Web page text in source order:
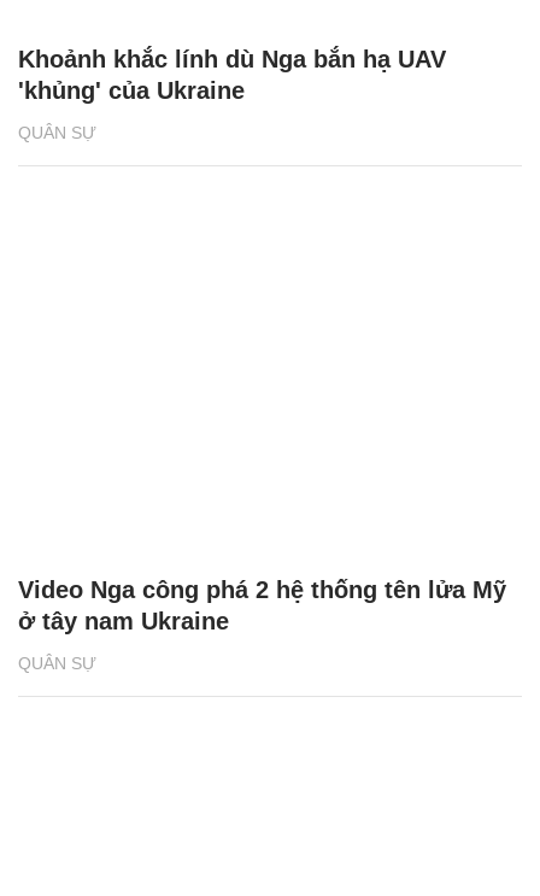
QUÂN SỰ
Khoảnh khắc lính dù Nga bắn hạ UAV
'khủng' của Ukraine
QUÂN SỰ
Video Nga công phá 2 hệ thống tên lửa Mỹ
ở tây nam Ukraine